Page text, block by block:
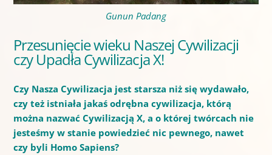
Gunun Padang
Przesunięcie wieku Naszej Cywilizacji
czy Upadła Cywilizacja X!
Czy Nasza Cywilizacja jest starsza niż się wydawało,
czy też istniała jakaś odrębna cywilizacja, którą
można nazwać Cywilizacją X, a o której twórcach nie
jesteśmy w stanie powiedzieć nic pewnego, nawet
czy byli Homo Sapiens?